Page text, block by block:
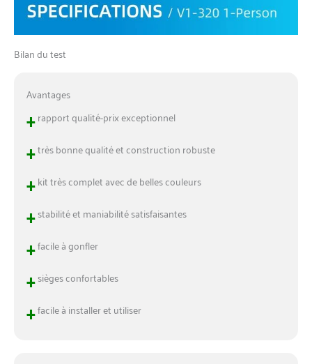
Bilan du test
Avantages
+rapport qualité-prix exceptionnel
+très bonne qualité et construction robuste
+kit très complet avec de belles couleurs
+stabilité et maniabilité satisfaisantes
+facile à gonfler
+sièges confortables
+facile à installer et utiliser